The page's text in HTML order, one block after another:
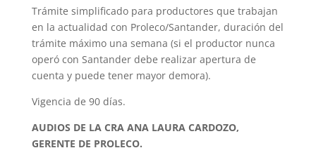
Trámite simplificado para productores que trabajan
en la actualidad con Proleco/Santander, duración del
trámite máximo una semana (si el productor nunca
operó con Santander debe realizar apertura de
cuenta y puede tener mayor demora).
Vigencia de 90 días.
AUDIOS DE LA CRA ANA LAURA CARDOZO,
GERENTE DE PROLECO.